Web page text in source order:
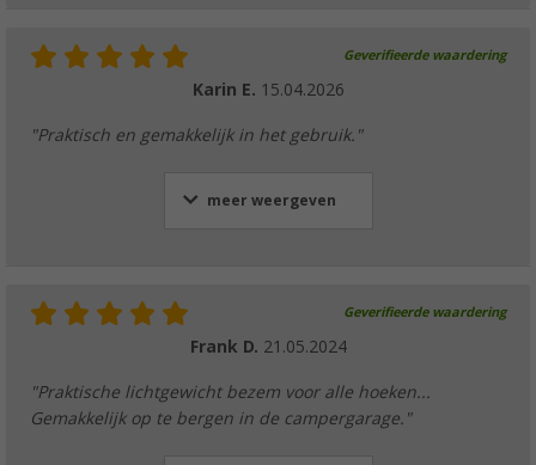
Geverifieerde waardering
Karin E. 15.04.2026
"Praktisch en gemakkelijk in het gebruik."
meer weergeven
Geverifieerde waardering
Frank D. 21.05.2024
"Praktische lichtgewicht bezem voor alle hoeken...
Gemakkelijk op te bergen in de campergarage."